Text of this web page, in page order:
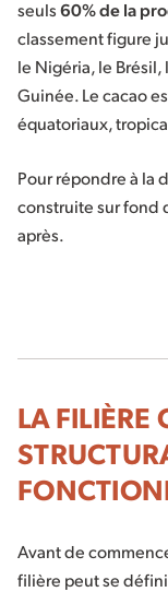
seuls60% de la
classement figure
le Nigéria, le
Guinée. Le cacao
équatoriaux,
Pour répondre à la
construite sur fond
après.
LA FILIÈRE
Avant de
filière peut se